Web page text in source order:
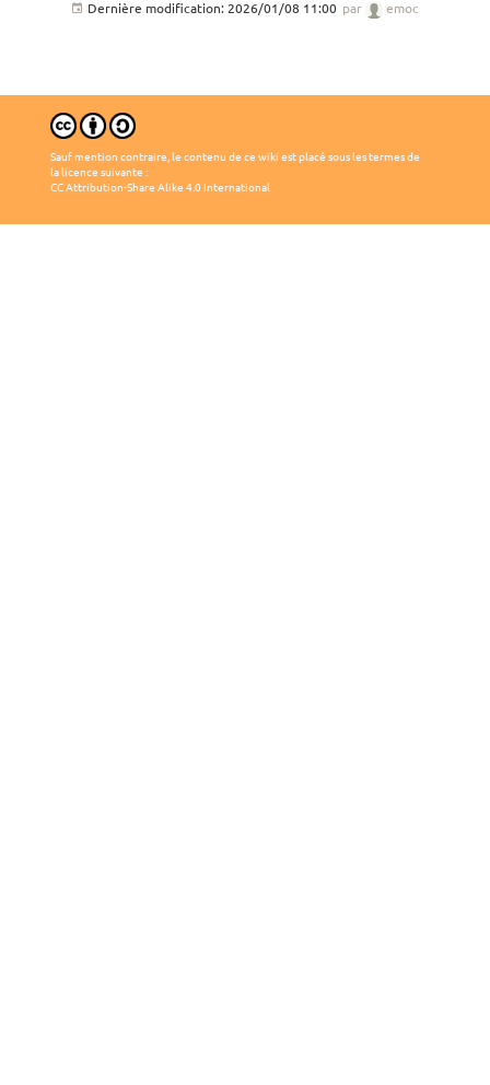
Dernière modification: 2026/01/08 11:00 par emoc
Sauf mention contraire, le contenu de ce wiki est placé sous les termes de
la licence suivante :
CC Attribution-Share Alike 4.0 International